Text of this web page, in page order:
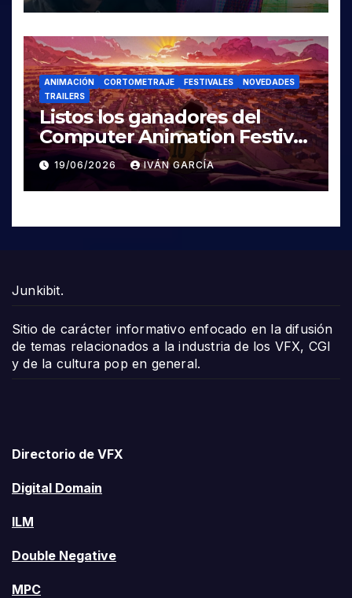
ANIMACIÓN CORTOMETRAJE FESTIVALES
NOVEDADES
TRAILERS
Listos los ganadores del
Computer Animation Festival
Siggraph 2026
19/06/2026 IVÁN GARCÍA
Junkibit.
Sitio de carácter informativo enfocado en la difusión
de temas relacionados a la industria de los VFX, CGI
y de la cultura pop en general.
Directorio de VFX
Digital Domain
ILM
Double Negative
MPC